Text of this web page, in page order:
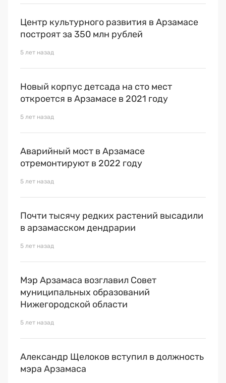
Центр культурного развития в Арзамасе
построят за 350 млн рублей
5 лет назад
Новый корпус детсада на сто мест
откроется в Арзамасе в 2021 году
5 лет назад
Аварийный мост в Арзамасе
отремонтируют в 2022 году
5 лет назад
Почти тысячу редких растений высадили
в арзамасском дендрарии
5 лет назад
Мэр Арзамаса возглавил Совет
муниципальных образований
Нижегородской области
5 лет назад
Александр Щелоков вступил в должность
мэра Арзамаса